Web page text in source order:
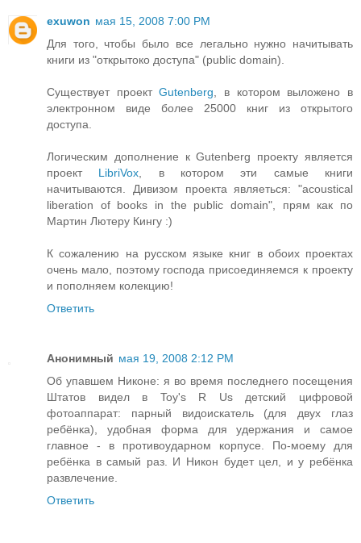
exuwon мая 15, 2008 7:00 PM
Для того, чтобы было все легально нужно начитывать
книги из "открытоко доступа" (public domain).
Существует проектGutenberg , в котором выложено в
электронном виде более 25000 книг из открытого
доступа.
Логическим дополнение к Gutenberg проекту является
проект LibriVox , в котором эти самые книги
начитываются. Дивизом проекта являеться: "acoustical
liberation of books in the public domain", прям как по
Мартин Лютеру Кингу :)
К сожалению на русском языке книг в обоих проектах
очень мало, поэтому господа присоединяемся к проекту
и пополняем колекцию!
Ответить
Анонимный мая 19, 2008 2:12 PM
Об упавшем Никоне: я во время последнего посещения
Штатов видел в Toy's R Us детский цифровой
фотоаппарат: парный видоискатель (для двух глаз
ребёнка), удобная форма для удержания и самое
главное - в противоударном корпусе. По-моему для
ребёнка в самый раз. И Никон будет цел, и у ребёнка
развлечение.
Ответить